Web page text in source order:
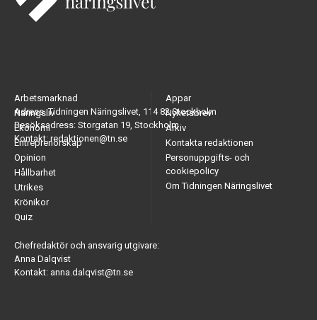
Adress: Tidningen Näringslivet, 114 82 Stockholm
Besöksadress: Storgatan 19, Stockholm
Kontakt: redaktionen@tn.se
Arbetsmarknad
Näringsliv
Ekonomi
Entreprenörskap
Opinion
Hållbarhet
Utrikes
Krönikor
Quiz
Appar
Nyhetsbrev
Arkiv
Kontakta redaktionen
Personuppgifts- och
cookiepolicy
Om Tidningen Näringslivet
Chefredaktör och ansvarig utgivare:
Anna Dalqvist
Kontakt: anna.dalqvist@tn.se